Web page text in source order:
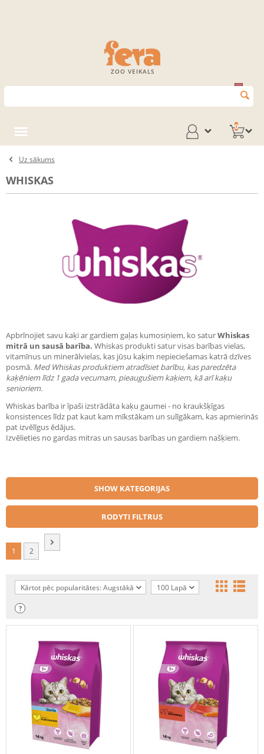
ZOO VEIKALS
0
Uz sākums
WHISKAS
Apbrīnojiet savu kaķi ar gardiem gaļas kumosiņiem, ko saturWhiskas
mitrā un sausā barība. Whiskas produkti satur visas barības vielas,
vitamīnus un minerālvielas, kas jūsu kaķim nepieciešamas katrā dzīves
posmā. Med Whiskas produktiem atradīsiet barību, kas paredzēta
kaķēniem līdz 1 gada vecumam, pieaugušiem kaķiem, kā arī kaķu
senioriem.
Whiskas barība ir īpaši izstrādāta kaķu gaumei - no kraukšķīgas
konsistences līdz pat kaut kam mīkstākam un sulīgākam, kas apmierinās
pat izvēlīgus ēdājus.
Izvēlieties no gardas mitras un sausas barības un gardiem našķiem.
SHOW KATEGORIJAS
RODYTI FILTRUS
1 2
Kārtot pēc popularitātes: Augstākā 100 Lapā
?